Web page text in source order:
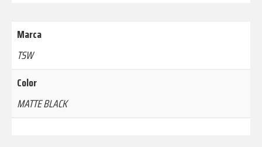
Marca
TSW
Color
MATTE BLACK